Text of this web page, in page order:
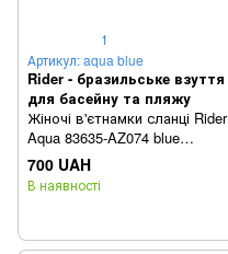
1
Артикул: aqua blue
Rider - бразильське взуття
для басейну та пляжу
Жіночі в'єтнамки сланці Rider
Aqua 83635-AZ074 blue
Бразилія 41/42
700 UAH
В наявності